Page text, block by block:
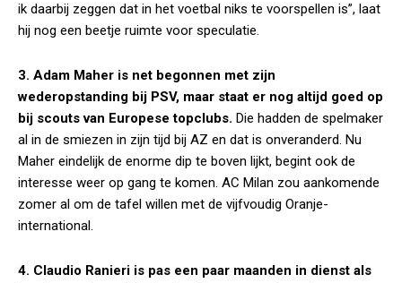
ik daarbij zeggen dat in het voetbal niks te voorspellen is”, laat
hij nog een beetje ruimte voor speculatie.
3. Adam Maher is net begonnen met zijn
wederopstanding bij PSV, maar staat er nog altijd goed op
bij scouts van Europese topclubs. Die hadden de spelmaker
al in de smiezen in zijn tijd bij AZ en dat is onveranderd. Nu
Maher eindelijk de enorme dip te boven lijkt, begint ook de
interesse weer op gang te komen. AC Milan zou aankomende
zomer al om de tafel willen met de vijfvoudig Oranje-
international.
4. Claudio Ranieri is pas een paar maanden in dienst als